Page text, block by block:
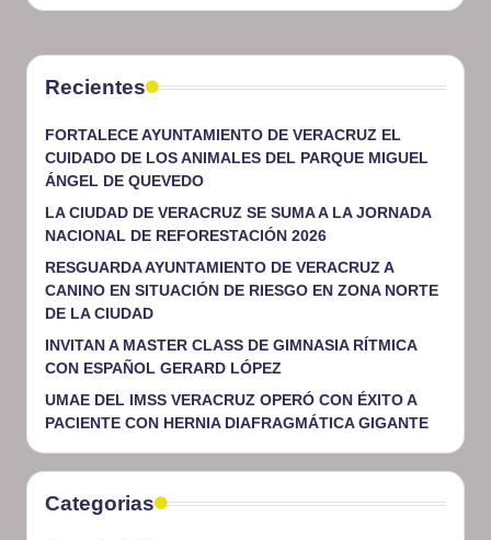
Recientes
FORTALECE AYUNTAMIENTO DE VERACRUZ EL
CUIDADO DE LOS ANIMALES DEL PARQUE MIGUEL
ÁNGEL DE QUEVEDO
LA CIUDAD DE VERACRUZ SE SUMA A LA JORNADA
NACIONAL DE REFORESTACIÓN 2026
RESGUARDA AYUNTAMIENTO DE VERACRUZ A
CANINO EN SITUACIÓN DE RIESGO EN ZONA NORTE
DE LA CIUDAD
INVITAN A MASTER CLASS DE GIMNASIA RÍTMICA
CON ESPAÑOL GERARD LÓPEZ
UMAE DEL IMSS VERACRUZ OPERÓ CON ÉXITO A
PACIENTE CON HERNIA DIAFRAGMÁTICA GIGANTE
Categorias